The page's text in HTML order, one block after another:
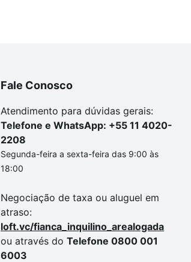
Fale Conosco
Atendimento para dúvidas gerais:
Telefone e WhatsApp: +55 11 4020-
2208
Segunda-feira a sexta-feira das 9:00 às
18:00
Negociação de taxa ou aluguel em
atraso:
loft.vc/fianca_inquilino_arealogada
ou através do Telefone 0800 001
6003